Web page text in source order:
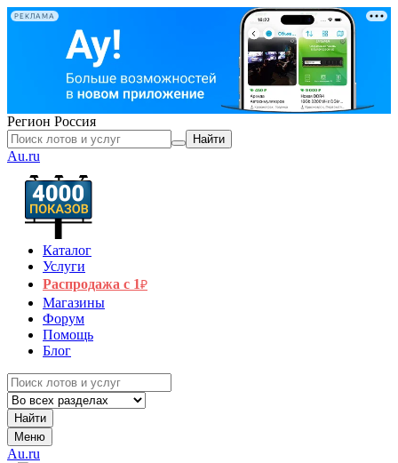
РЕКЛАМА
Регион Россия
Найти
Au.ru
Каталог
Услуги
Распродажа с 1₽
Магазины
Форум
Помощь
Блог
Найти
Меню
Au.ru